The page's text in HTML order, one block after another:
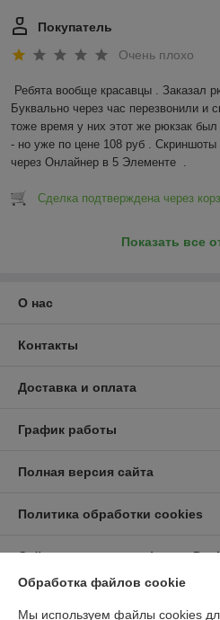
Покупатель
Очень плохо
Ребята вообще красавцы . Заказал
Буквально через час перезвонили и
тоже время у них этот же рюкзак
- но уже по цене 108 руб .
через Онлайнер в 5 Элементе  .
Сделка подтверждена через
Показать все
О нас
Контакты
Доставка и оплата
График работы
Полная версия сайта
Политика обработки cookies
Сайт создан на платформе
Обработка файлов cookie
Мы используем файлы cookies